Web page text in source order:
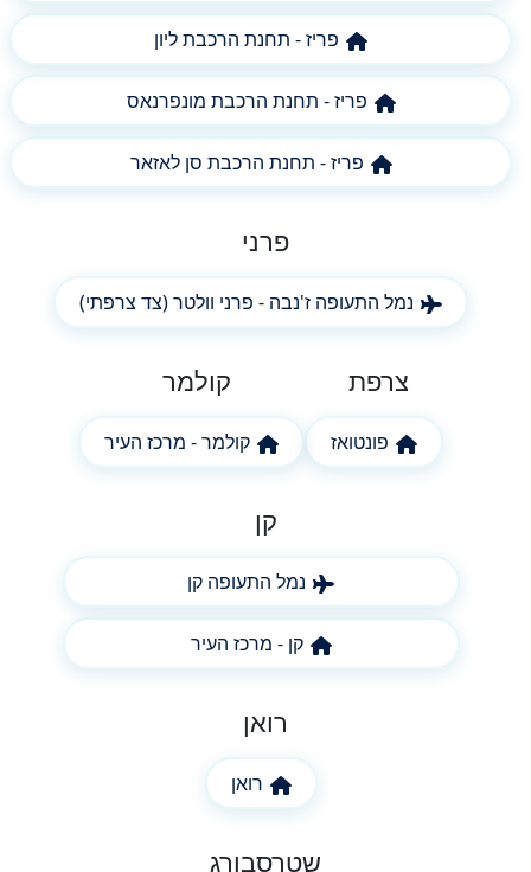
פריז - תחנת הרכבת ליון
פריז - תחנת הרכבת מונפרנאס
פריז - תחנת הרכבת סן לאזאר
פרני
נמל התעופה ז'נבה - פרני וולטר (צד צרפתי)
צרפת
פונטואז
קולמר
קולמר - מרכז העיר
קן
נמל התעופה קן
קן - מרכז העיר
רואן
רואן
שטרסבורג